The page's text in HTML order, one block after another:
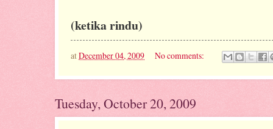
(ketika rindu)
atDecember 04, 2009 No comments:
Tuesday, October 20, 2009